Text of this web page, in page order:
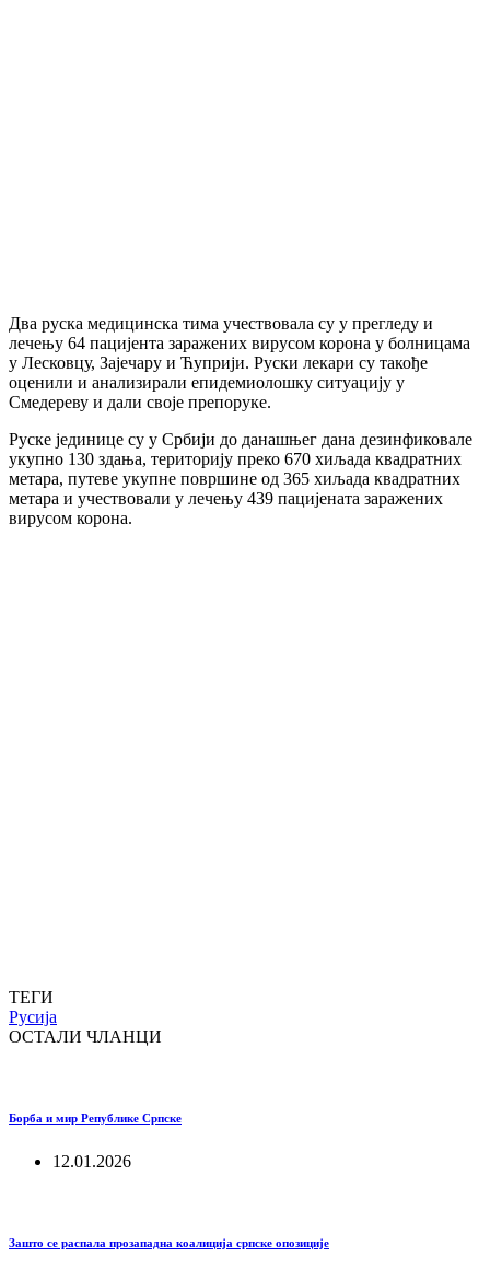
Два руска медицинска тима учествовала су у прегледу и
лечењу 64 пацијента заражених вирусом корона у болницама
у Лесковцу, Зајечару и Ћуприји. Руски лекари су такође
оценили и анализирали епидемиолошку ситуацију у
Смедереву и дали своје препоруке.
Руске јединице су у Србији до данашњег дана дезинфиковале
укупно 130 здања, територију преко 670 хиљада квадратних
метара, путеве укупне површине од 365 хиљада квадратних
метара и учествовали у лечењу 439 пацијената заражених
вирусом корона.
ТЕГИ
Русија
ОСТАЛИ ЧЛАНЦИ
Борба и мир Републике Српске
12.01.2026
Зашто се распала прозападна коалиција српске опозиције